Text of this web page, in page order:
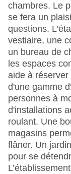
chambres. Le
se fera un
questions.
vestiaire, une
un bureau de
les espaces
aide à
d'une gamme
personnes à
d'installations
roulant. Une
magasins
flâner. Un
pour se